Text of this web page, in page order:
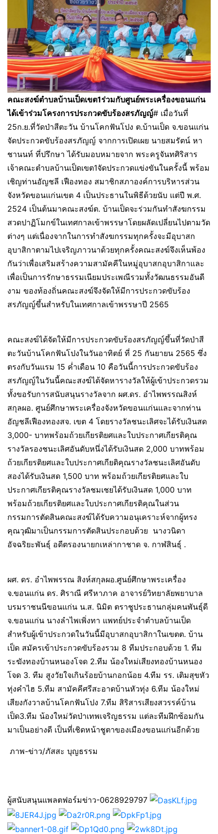
คณะสงฆ์ตำบลบ้านเป็ดเขต1ร่วมกับศูนย์พระเครื่องขอนแก่น
ได้เข้าร่วมโครงการประกวดขับร้องสรภัญญ์# เมื่อวันที่
25ก.ย.ที่วัดป่าสีตะวัน บ้านโคกฟันโปง ต.บ้านเป็ด จ.ขอนแก่น
จัดประกวดขับร้องสรภัญญ์ จากการเปิดเผย นายสมรัตน์ หา
ชานนท์ ที่ปรึกษา ได้รับมอบหมายจาก พระครูจันทศิริสาร
เจ้าคณะตำบลบ้านเป็ดเขต1จัดประกวดแข่งขันในครั้งนี้ พร้อม
เชิญท่านอัญชลี เฟืองทอง สมาชิกสภาองค์การบริหารส่วน
จังหวัดขอนแก่นเขต 4 เป็นประธานในพิธีด้วยนับ แต่ปี พ.ศ.
2524 เป็นต้นมาคณะสงฆ์ต. บ้านเป็ดจะร่วมกันทำสังฆกรรม
สวดปาฏิโมกข์ในเทศกาลเข้าพรรษาโดยผลัดเปลี่ยนไปตามวัด
ต่างๆ แต่เนื่องจากในการทำสังฆกรรมทุกครั้งจะมีอุบาสก
อุบาสิกาตามไปเจริญภาวนาด้วยทุกครั้งคณะสงฆ์จึงเห็นพ้อง
กันว่าเพื่อเสริมสร้างความสามัคคีในหมู่อุบาสกอุบาสิกาและ
เพื่อเป็นการรักษาธรรมเนียมประเพณีรวมทั้งวัฒนธรรมอันดี
งาม ของท้องถิ่นคณะสงฆ์จึงจัดให้มีการประกวดขับร้อง
สรภัญญ์ขึ้นสําหรับในเทศกาลเข้าพรรษาปี 2565
คณะสงฆ์ได้จัดให้มีการประกวดขับร้องสรภัญญ์ขึ้นที่วัดป่าสี
ตะวันบ้านโคกฟันโปงในวันอาทิตย์ ที่ 25 กันยายน 2565 ซึ่ง
ตรงกับวันแรม 15 ค่ำเดือน 10 คือวันนี้การประกวดขับร้อง
สรภัญญ์ในวันนี้คณะสงฆ์ได้จัดหารางวัลให้ผู้เข้าประกวดรวม
ทั้งขอรับการสนับสนุนรางวัลจาก ผศ.ดร. อำไพพรรณสิงห์
สกุลผอ. ศูนย์ศึกษาพระเครื่องจังหวัดขอนแก่นและจากท่าน
อัญชลีเฟืองทองสจ. เขต 4 โดยรางวัลชนะเลิศจะได้รับเงินสด
3,000- บาทพร้อมถ้วยเกียรติยศและใบประกาศเกียรติคุณ
รางวัลรองชนะเลิศอันดับหนึ่งได้รับเงินสด 2,000 บาทพร้อม
ถ้วยเกียรติยศและใบประกาศเกียติคุณรางวัลชนะเลิศอันดับ
สองได้รับเงินสด 1,500 บาท พร้อมถ้วยเกียรติยศและใบ
ประกาศเกียรติคุณรางวัลชมเชยได้รับเงินสด 1,000 บาท
พร้อมถ้วยเกียรติยศและใบประกาศเกียรติคุณในส่วน
กรรมการตัดสินคณะสงฆ์ได้รับความอนุเคราะห์จากผู้ทรง
คุณวุฒิมาเป็นกรรมการตัดสินประกอบด้วย นางวนิดา
อัจฉริยะพันธุ์ อดีตรองนายกเหล่ากาชาด จ. กาฬสินธุ์ .
ผศ. ดร. อำไพพรรณ สิงห์สกุลผอ.ศูนย์ศึกษาพระเครื่อง
จ.ขอนแก่น ดร. ศิราณี ศรีหาภาค อาจารย์วิทยาลัยพยาบาล
บรมราชนนีขอนแก่น น.ส. นิมิต ตราชูประธานกลุ่มคนพันธุ์ดี
จ.ขอนแก่น นางลำไพเพิ่งทา แพทย์ประจำตำบลบ้านเป็ด
สำหรับผู้เข้าประกวดในวันนี้มีอุบาสกอุบาสิกาในเขตต. บ้าน
เป็ด สมัครเข้าประกวดขับร้องรวม 8 ทีมประกอบด้วย 1. ทีม
ระฆังทองบ้านหนองโจด 2.ทีม น้องใหม่เสียงทองบ้านหนอง
โจด 3. ทีม สูงวัยใจเกินร้อยบ้านกอกน้อย 4.ทีม รร. เติมสุขหัว
ทุ่งคำไฮ 5.ทีม สามัคคีศรีสะอาดบ้านหัวทุ่ง 6.ทีม น้องใหม่
เสียงกังวาลบ้านโคกฟันโปง 7.ทีม สิริสารเสียงสวรรค์บ้าน
เป็ด3.ทีม น้องใหม่วัดป่าเทพเจริญธรรม แต่ละทีมฝึกซ้อมกัน
มาเป็นอย่างดี เป็นที่เชิดหน้าชูตาของเมืองขอนแก่นอีกด้วย
ภาพ-ข่าว/ภัสสะ บุญธรรม
ผู้สนับสนุนแพลตฟอร์มข่าว-0628929797